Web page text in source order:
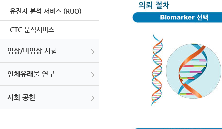
유전자 분석 서비스 (RUO)
CTC 분석서비스
임상/비임상 시험
인체유래물 연구
사회 공헌